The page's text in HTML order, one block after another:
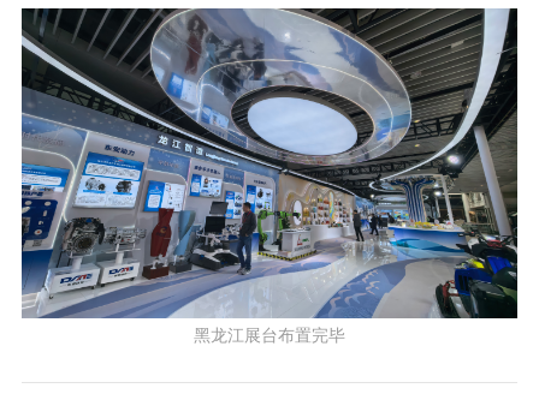
黑龙江展台布置完毕